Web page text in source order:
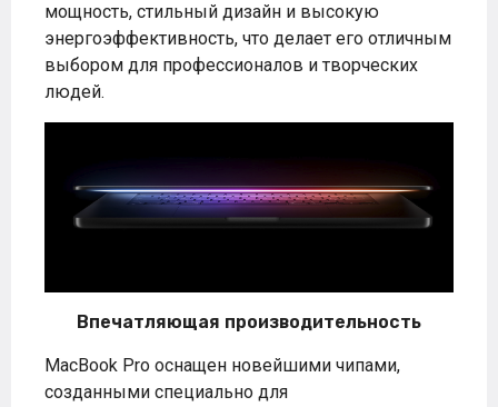
мощность, стильный дизайн и высокую
энергоэффективность, что делает его отличным
выбором для профессионалов и творческих
людей.
Впечатляющая производительность
MacBook Pro оснащен новейшими чипами,
созданными специально для